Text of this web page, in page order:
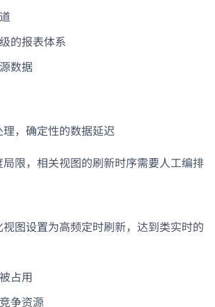
的报表体系
数据
，确定性的数据延迟
限，相关视图的刷新时序需要人工编排
图设置为高频定时刷新，达到类实时的
占用
争资源